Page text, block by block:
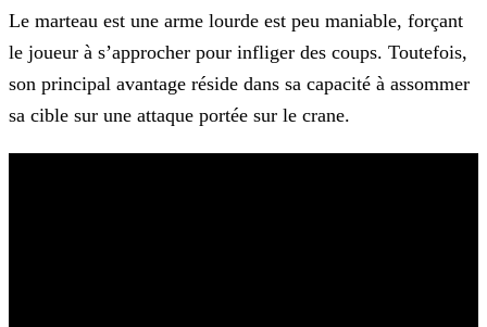
Le marteau est une arme lourde est peu maniable, forçant
le joueur à s’approcher pour infliger des coups. Toutefois,
son principal avantage réside dans sa capacité à assommer
sa cible sur une attaque portée sur le crane.